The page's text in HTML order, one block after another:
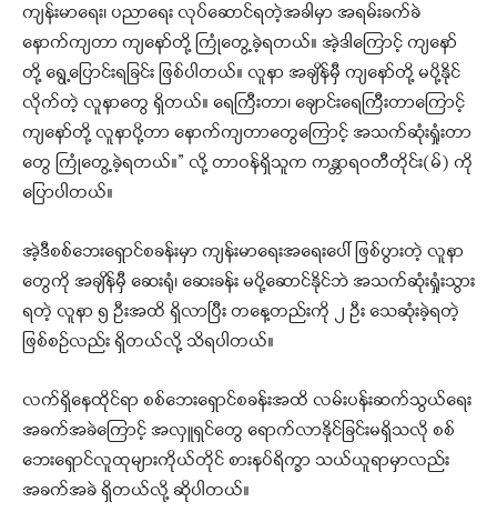
ကျန်းမာရေး၊ ပညာရေး လုပ်ဆောင်ရတဲ့အခါမှာ အရမ်းခက်ခဲ
နောက်ကျတာ ကျနော်တို့ ကြုံတွေ့ခဲ့ရတယ်။ အဲ့ဒါကြောင့် ကျနော်
တို့ ရွေ့ပြောင်းရခြင်း ဖြစ်ပါတယ်။ လူနာ အချိန်မှီ ကျနော်တို့ မပို့နိုင်
လိုက်တဲ့ လူနာတွေ ရှိတယ်။ ရေကြီးတာ၊ ချောင်းရေကြီးတာကြောင့်
ကျနော်တို့ လူနာပို့တာ နောက်ကျတာတွေကြောင့် အသက်ဆုံးရှုံးတာ
တွေ ကြုံတွေ့ခဲ့ရတယ်။” လို့ တာဝန်ရှိသူက ကန္တာရဝတီတိုင်း(မ်) ကို
ပြောပါတယ်။
အဲ့ဒီစစ်ဘေးရှောင်စခန်းမှာ ကျန်းမာရေးအရေးပေါ် ဖြစ်ပွားတဲ့ လူနာ
တွေကို အချိန်မှီ ဆေးရုံ၊ ဆေးခန်း မပို့ဆောင်နိုင်ဘဲ အသက်ဆုံးရှုံးသွား
ရတဲ့ လူနာ ၅ ဦးအထိ ရှိလာပြီး တနေ့တည်းကို ၂ ဦး သေဆုံးခဲ့ရတဲ့
ဖြစ်စဉ်လည်း ရှိတယ်လို့ သိရပါတယ်။
လက်ရှိနေထိုင်ရာ စစ်ဘေးရှောင်စခန်းအထိ လမ်းပန်းဆက်သွယ်ရေး
အခက်အခဲကြောင့် အလှူရှင်တွေ ရောက်လာနိုင်ခြင်းမရှိသလို စစ်
ဘေးရှောင်လူထုများကိုယ်တိုင် စားနပ်ရိက္ခာ သယ်ယူရာမှာလည်း
အခက်အခဲ ရှိတယ်လို့ ဆိုပါတယ်။